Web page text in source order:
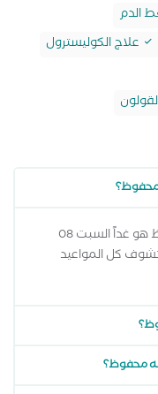
الدم
علاج الكوليسترول
محفوظ؟
أقرب ميعاد لدكتور محمد وجيه محفوظ هو غداً السبت 08
وتقدر تشوف كل المواعيد
محفوظ؟